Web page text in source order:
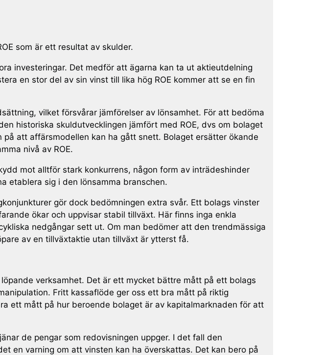
som är ett resultat av skulder.
investeringar. Det medför att ägarna kan ta ut aktieutdelning
en stor del av sin vinst till lika hög ROE kommer att se en fin
vilket försvårar jämförelser av lönsamhet. För att bedöma
historiska skuldutvecklingen jämfört med ROE, dvs om bolaget
att affärsmodellen kan ha gått snett. Bolaget ersätter ökande
nivå av ROE.
mot alltför stark konkurrens, någon form av inträdeshinder
etablera sig i den lönsamma branschen.
gör dock bedömningen extra svår. Ett bolags vinster
ökar och uppvisar stabil tillväxt. Här finns inga enkla
nedgångar sett ut. Om man bedömer att den trendmässiga
av en tillväxtaktie utan tillväxt är ytterst få.
verksamhet. Det är ett mycket bättre mått på ett bolags
Fritt kassaflöde ger oss ett bra mått på riktig
ett mått på hur beroende bolaget är av kapitalmarknaden för att
de pengar som redovisningen uppger. I det fall den
en varning om att vinsten kan ha överskattas. Det kan bero på